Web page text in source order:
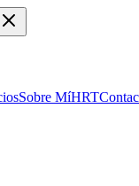
Sobre MíHRT